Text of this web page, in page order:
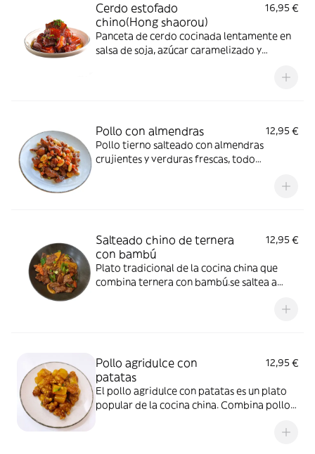
Cerdo estofado
chino(Hong shaorou)
16,95 €
Panceta de cerdo cocinada lentamente en
salsa de soja, azúcar caramelizado y
Pollo con almendras
12,95 €
Pollo tierno salteado con almendras
crujientes y verduras frescas, todo
Salteado chino de ternera
con bambú
12,95 €
Plato tradicional de la cocina china que
combina ternera con bambú.se saltea a
Pollo agridulce con
patatas
12,95 €
El pollo agridulce con patatas es un plato
popular de la cocina china. Combina pollo
generalmente hecha con azúcar y vinagre.